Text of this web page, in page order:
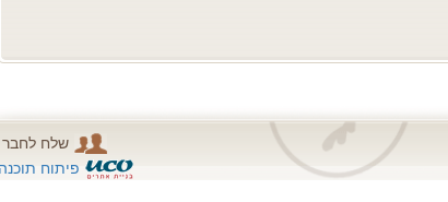
שלח לחבר
פיתוח תוכנה